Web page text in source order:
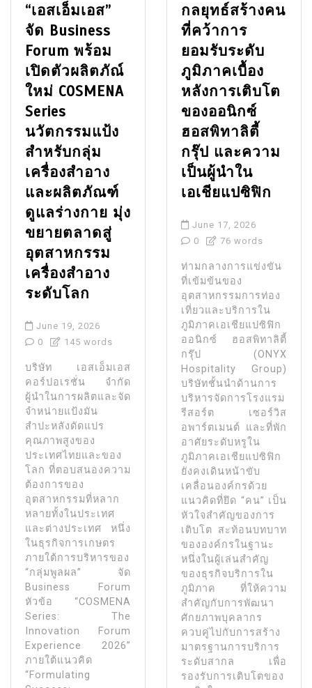
“เอสเอ็มเอส”
จัด Business
Forum พร้อม
เปิดตัวผลิตภัณ์
ใหม่ COSMENA
Series
นวัตกรรมแป้ง
สำหรับกลุ่ม
เครื่องสำอาง
และผลิตภัณฑ์
ดูแลร่างกาย มุ่ง
ขยายตลาดสู่
อุตสาหกรรม
เครื่องสำอาง
ระดับโลก
June 19, 2026
0
145 words
บริษัท เอสเอ็มเอส
คอร์ปอเรชั่น จำกัด
ผู้นำในการผลิตและจัด
จำหน่ายแป้งมัน
สำปะหลังดัดแปร
คุณภาพสูงของ
ประเทศไทยและของ
โลก ที่ตอบสนองความ
ต้องการของ
อุตสาหกรรมที่หลาก
หลายทั้งในประเทศ
และต่างประเทศ หนึ่ง
ในธุรกิจการเกษตร
ภายใต้การบริหารของ
“กลุ่มพูลผล” จัด
Business Forum
หัวข้อ “COSMENA
Series: The
Innovation Forum
Experience 2026”
ภายใต้แนวคิด
“Formulating
กลยุทธ์สร้างคน
ที่คว้าการ
ยอมรับระดับ
ภูมิภาคเบื้อง
หลังการเติบโต
ของออนิกซ์
ฮอสพิทาลิตี้
กรุ๊ป และความ
เป็นผู้นำใน
เอเชียแปซิฟิก
June 17, 2026
0
76 words
ท่ามกลางการแข่งขัน
ที่เข้มข้นของ
อุตสาหกรรมการท่อง
เที่ยวและบริการใน
ภูมิภาคเอเชียแปซิฟิก
ออนิกซ์ ฮอสพิทาลิตี้
กรุ๊ป (ONYX
Hospitality Group)
บริษัทชั้นนำด้านการ
บริหารจัดการโรงแรม
รีสอร์ต เซอร์วิส
อพาร์ตเมนต์ และที่พัก
อาศัยระดับหรูใน
ภูมิภาคเอเชียแปซิฟิก
ยังคงเดินหน้าขับ
เคลื่อนองค์กรด้วย
แนวคิดที่ยึด “คน” เป็น
หัวใจสำคัญของการ
เติบโต สะท้อนบทบาท
ขององค์กรในฐานะ
หนึ่งในผู้เล่นสำคัญ
ของธุรกิจบริการใน
ภูมิภาค ที่ให้ความ
สำคัญกับการพัฒนา
ศักยภาพบุคลากร
ควบคู่ไปกับการสร้าง
มาตรฐานการบริการ
ระดับสากล เพื่อ
รองรับการเติบโตของ